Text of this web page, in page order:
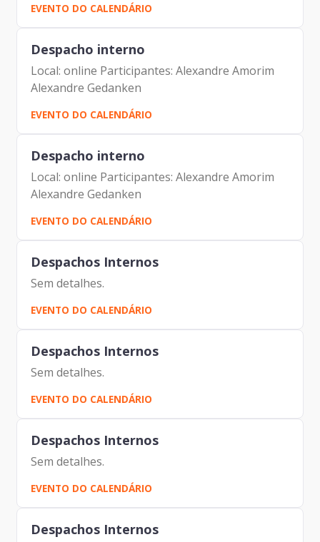
EVENTO DO CALENDÁRIO
Despacho interno
Local: online Participantes: Alexandre Amorim
Alexandre Gedanken
EVENTO DO CALENDÁRIO
Despacho interno
Local: online Participantes: Alexandre Amorim
Alexandre Gedanken
EVENTO DO CALENDÁRIO
Despachos Internos
Sem detalhes.
EVENTO DO CALENDÁRIO
Despachos Internos
Sem detalhes.
EVENTO DO CALENDÁRIO
Despachos Internos
Sem detalhes.
EVENTO DO CALENDÁRIO
Despachos Internos